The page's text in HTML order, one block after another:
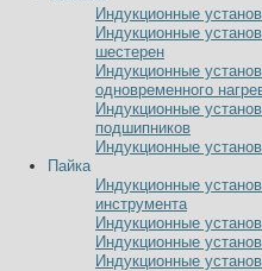
Индукционные
Индукционные
шестерен
Индукционные
одновременного
Индукционные
подшипников
Индукционные
Пайка
Индукционные
инструмента
Индукционные
Индукционные
Индукционные